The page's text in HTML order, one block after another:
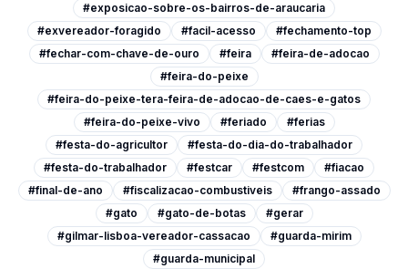
#exposicao-sobre-os-bairros-de-araucaria
#exvereador-foragido
#facil-acesso
#fechamento-top
#fechar-com-chave-de-ouro
#feira
#feira-de-adocao
#feira-do-peixe
#feira-do-peixe-tera-feira-de-adocao-de-caes-e-gatos
#feira-do-peixe-vivo
#feriado
#ferias
#festa-do-agricultor
#festa-do-dia-do-trabalhador
#festa-do-trabalhador
#festcar #festcom
#fiacao
#final-de-ano
#fiscalizacao-combustiveis
#frango-assado
#gato
#gato-de-botas
#gerar
#gilmar-lisboa-vereador-cassacao
#guarda-mirim
#guarda-municipal